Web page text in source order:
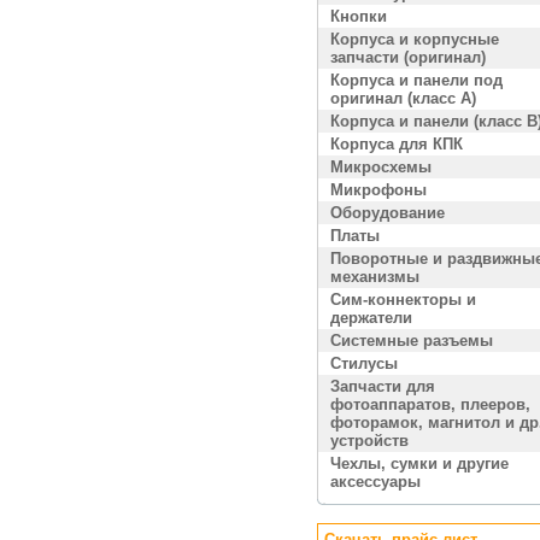
Кнопки
Корпуса и корпусные
запчасти (оригинал)
Корпуса и панели под
оригинал (класс A)
Корпуса и панели (класс
Корпуса для КПК
Микросхемы
Микрофоны
Оборудование
Платы
Поворотные и
механизмы
Сим-коннекторы и
держатели
Системные разъемы
Стилусы
Запчасти для
фотоаппаратов, плееров,
фоторамок, магнитол и
устройств
Чехлы, сумки и другие
аксессуары